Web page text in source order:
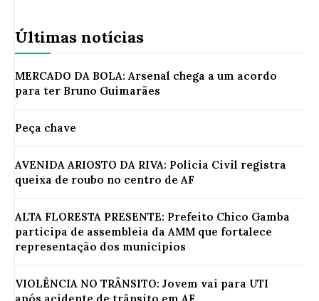
Últimas notícias
MERCADO DA BOLA: Arsenal chega a um acordo
para ter Bruno Guimarães
Peça chave
AVENIDA ARIOSTO DA RIVA: Polícia Civil registra
queixa de roubo no centro de AF
ALTA FLORESTA PRESENTE: Prefeito Chico Gamba
participa de assembleia da AMM que fortalece
representação dos municípios
VIOLÊNCIA NO TRÂNSITO: Jovem vai para UTI